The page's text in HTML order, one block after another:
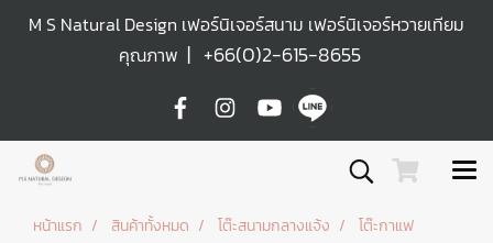
M S Natural Design เฟอร์นิเจอร์สนาม เฟอร์นิเจอร์หวายเทียม
คุณภาพ | +66(0)2-615-8655
หน้าแรก สินค้าทั้งหมด โต๊ะสนามกลางแจ้ง
โต๊ะกาแฟ